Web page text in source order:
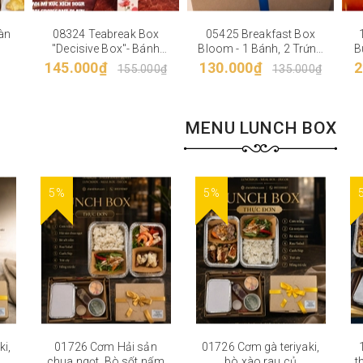
08324 Teabreak Box
"Decisive Box"- Bánh
mặn lớn, bánh ngọt, trái
cây, nước đóng chai
145.000₫ 155.000₫
05425 Breakfast Box
Bloom - 1 Bánh, 2 Trứng
luộc, 1 Trái cây, 1 Nước/
Pastry, egg, fruit, drink
130.000₫ 135.000₫
MENU LUNCH BOX
5%
01726 Cơm Hải sản
5%
01726 Cơm gà teriyaki,